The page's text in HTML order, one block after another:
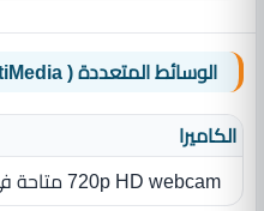
الوسائط المتعددة ( MutiMedia )
الكاميرا
720p HD webcam متاحة في بعض الاصدارات